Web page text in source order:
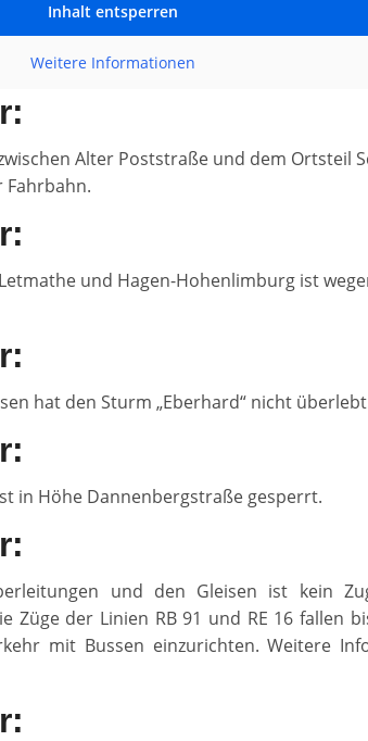
Inhalt entsperren
Weitere Informationen
Alter Poststraße und dem Ortsteil
Fahrbahn.
und Hagen-Hohenlimburg ist
hat den Sturm „Eberhard“ nicht
in Höhe Dannenbergstraße gesperrt.
und den Gleisen ist kein
Züge der Linien RB 91 und RE 16 fallen
mit Bussen einzurichten. Weitere